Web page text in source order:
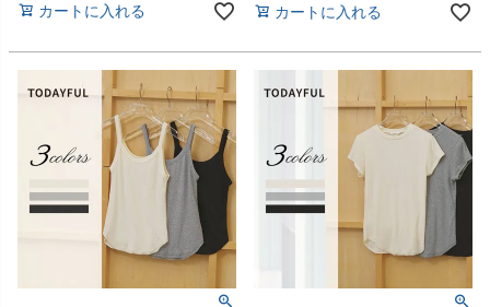
カートに入れる カートに入れる